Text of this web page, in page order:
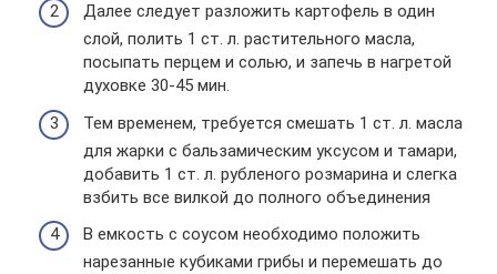
Далее следует разложить картофель в один
слой, полить 1 ст. л. растительного масла,
посыпать перцем и солью, и запечь в нагретой
духовке 30-45 мин.
Тем временем, требуется смешать 1 ст. л. масла
для жарки с бальзамическим уксусом и тамари,
добавить 1 ст. л. рубленого розмарина и слегка
взбить все вилкой до полного объединения
В емкость с соусом необходимо положить
нарезанные кубиками грибы и перемешать до